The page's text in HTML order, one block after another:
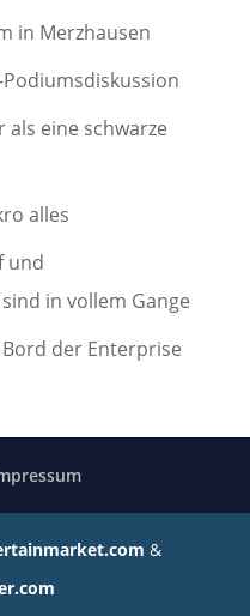
in Merzhausen
eine schwarze
alles
und
in vollem Gange
der Enterprise
&